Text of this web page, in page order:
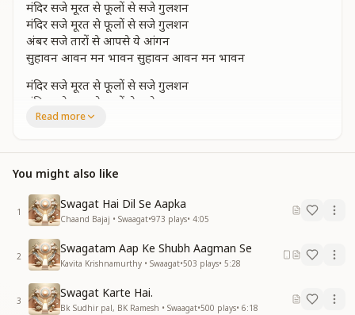
मंदिर सजे मूरत से फूलों से सजे गुलशन
मंदिर सजे मूरत से फूलों से सजे गुलशन
अंबर सजे तारों से आपसे ये आंगन
सुहावन आवन मन भावन सुहावन आवन मन भावन
मंदिर सजे मूरत से फूलों से सजे गुलशन
मंदिर सजे मूरत से फूलों से सजे गुलशन
अंबर सजे तारों से आपसे ये आंगन
कलियों ने भी अपनी आंखे खोली
सूरज की किरणों ने है बोल बोली
कलियों ने भी अपनी आंखे खोली
आने से किसके आई दिवाली रूहानी रंगों की होली
मंदिर सजे मूरत से फूलों से सजे गुलशन
मंदिर सजे मूरत से फूलों से सजे गुलशन
अंबर सजे तारों से आपसे ये आंगन
सुहावन आवन मन भावन सुहावन आवन मन भावन
Read more
You might also like
1
Swagat Hai Dil Se Aapka
Chaand Bajaj • Swaagat•973 plays• 4:05
2
Swagatam Aap Ke Shubh Aagman Se
Kavita Krishnamurthy • Swaagat•503 plays• 5:28
3
Swagat Karte Hai.
Bk Sudhir pal, BK Ramesh • Swaagat•500 plays• 6:18